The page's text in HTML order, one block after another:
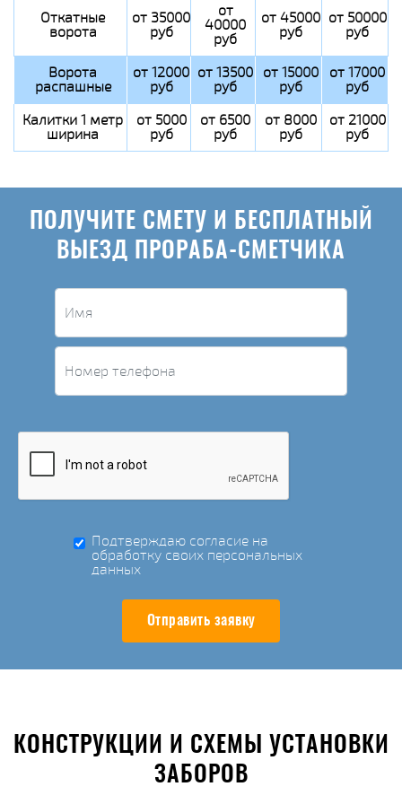
Откатные
ворота
от 35000
руб
от
40000
руб
от 45000
руб
от 50000
руб
Ворота
распашные
от 12000
руб
от 13500
руб
от 15000
руб
от 17000
руб
Калитки 1 метр
ширина
от 5000
руб
от 6500
руб
от 8000
руб
от 21000
руб
ПОЛУЧИТЕ СМЕТУ И БЕСПЛАТНЫЙ
ВЫЕЗД ПРОРАБА-СМЕТЧИКА
Подтверждаю согласие на
обработку своих персональных
данных
Отправить заявку
КОНСТРУКЦИИ И СХЕМЫ УСТАНОВКИ
ЗАБОРОВ